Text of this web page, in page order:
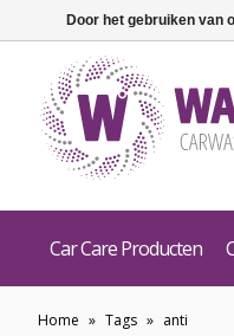
Car Care Producten
Home » Tags » anti
Door het gebruiken van